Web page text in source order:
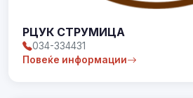
РЦУК СТРУМИЦА
034-334431
Повеќе информации